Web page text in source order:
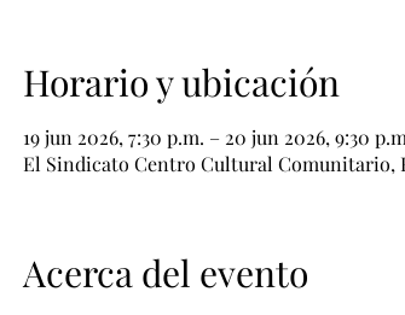
Horario y ubicación
19 jun 2026, 7:30 p.m. – 20 jun 2026, 9:30
El Sindicato Centro Cultural Comunitario,
Acerca del evento